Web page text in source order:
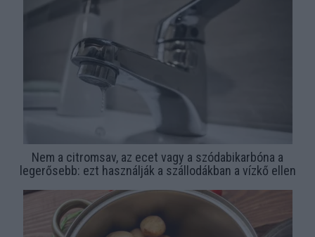
Nem a citromsav, az ecet vagy a szódabikarbóna a
legerősebb: ezt használják a szállodákban a vízkő ellen